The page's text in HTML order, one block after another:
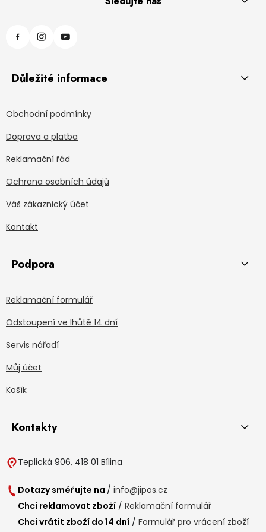
Důležité informace
Obchodní podmínky
Doprava a platba
Reklamační řád
Ochrana osobních údajů
Váš zákaznický účet
Kontakt
Podpora
Reklamační formulář
Odstoupení ve lhůtě 14 dní
Servis nářadí
Můj účet
Košík
Kontakty
Teplická 906, 418 01 Bílina
Dotazy směřujte na / info@jipos.cz
Chci reklamovat zboží / Reklamační formulář
Chci vrátit zboží do 14 dní / Formulář pro vrácení zboží